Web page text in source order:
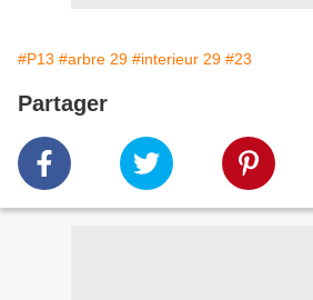
#P13 #arbre 29 #interieur 29 #23
Partager